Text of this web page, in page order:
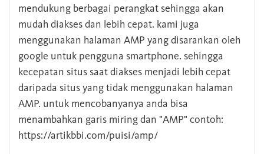
mendukung berbagai perangkat sehingga akan
mudah diakses dan lebih cepat. kami juga
menggunakan halaman AMP yang disarankan oleh
google untuk pengguna smartphone. sehingga
kecepatan situs saat diakses menjadi lebih cepat
daripada situs yang tidak menggunakan halaman
AMP. untuk mencobanyanya anda bisa
menambahkan garis miring dan "AMP" contoh:
https://artikbbi.com/puisi/amp/